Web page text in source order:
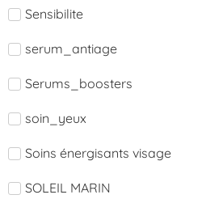
Sensibilite
serum_antiage
Serums_boosters
soin_yeux
Soins énergisants visage
SOLEIL MARIN